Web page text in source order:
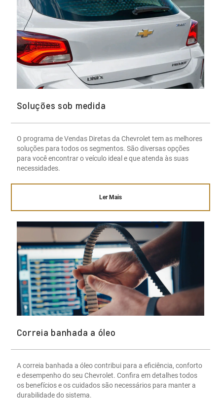
Soluções sob medida
O programa de Vendas Diretas da Chevrolet tem as melhores
soluções para todos os segmentos. São diversas opções
para você encontrar o veículo ideal e que atenda às suas
necessidades.
Ler Mais
Correia banhada a óleo
A correia banhada a óleo contribui para a eficiência, conforto
e desempenho do seu Chevrolet. Confira em detalhes todos
os benefícios e os cuidados são necessários para manter a
durabilidade do sistema.